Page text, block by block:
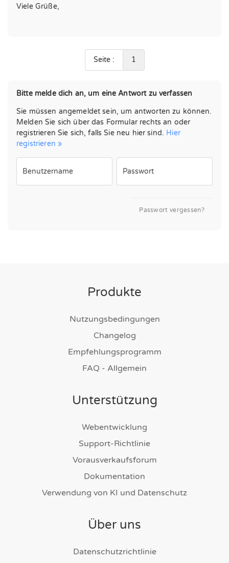
Viele Grüße,
Seite : 1
Bitte melde dich an, um eine Antwort zu verfassen
Sie müssen angemeldet sein, um antworten zu können.
Melden Sie sich über das Formular rechts an oder
registrieren Sie sich, falls Sie neu hier sind. Hier
registrieren »
Benutzername Passwort
Passwort vergessen?
Produkte
Nutzungsbedingungen
Changelog
Empfehlungsprogramm
FAQ - Allgemein
Unterstützung
Webentwicklung
Support-Richtlinie
Vorausverkaufsforum
Dokumentation
Verwendung von KI und Datenschutz
Über uns
Datenschutzrichtlinie